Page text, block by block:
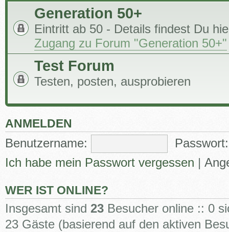
Generation 50+
Eintritt ab 50 - Details findest Du
Zugang zu Forum "Generation 50+"
Test Forum
Testen, posten, ausprobieren
ANMELDEN
Benutzername:
Passwort:
Ich habe mein Passwort vergessen |
WER IST ONLINE?
Insgesamt sind 23 Besucher online :: 0
23 Gäste (basierend auf den aktiven